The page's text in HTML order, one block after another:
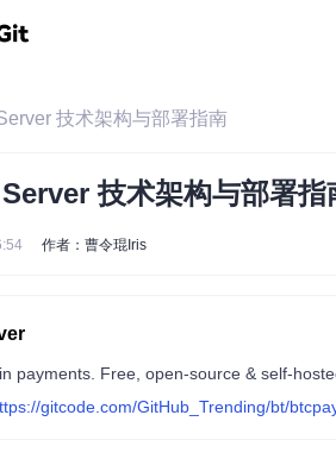
技术架构与部署指南
技术架构与部署指
作者：曹令琨Iris
payments. Free, open-source & self-
gitcode.com/GitHub_Trending/bt/